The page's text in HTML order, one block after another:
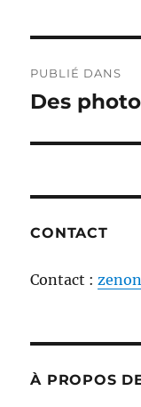
de
PUBLIÉ DANS
Des
CONTACT
Contact :
À PROPOS